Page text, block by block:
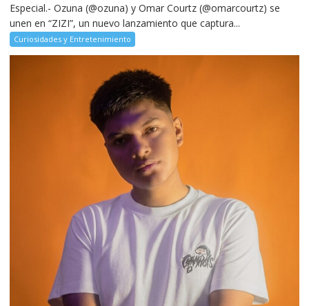
Especial.- Ozuna (@ozuna) y Omar Courtz (@omarcourtz) se
unen en “ZIZI”, un nuevo lanzamiento que captura...
Curiosidades y Entretenimiento